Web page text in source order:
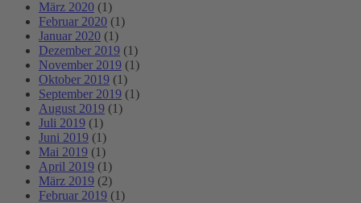
März 2020 (1)
Februar 2020 (1)
Januar 2020 (1)
Dezember 2019 (1)
November 2019 (1)
Oktober 2019 (1)
September 2019 (1)
August 2019 (1)
Juli 2019 (1)
Juni 2019 (1)
Mai 2019 (1)
April 2019 (1)
März 2019 (2)
Februar 2019 (1)